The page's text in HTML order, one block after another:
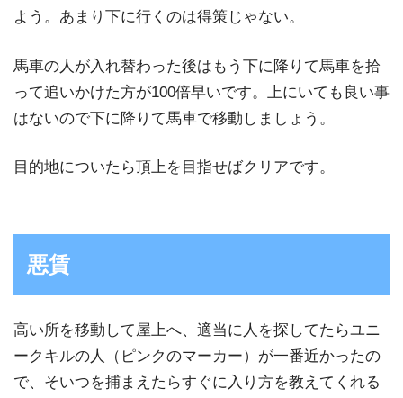
よう。あまり下に行くのは得策じゃない。
馬車の人が入れ替わった後はもう下に降りて馬車を拾
って追いかけた方が100倍早いです。上にいても良い事
はないので下に降りて馬車で移動しましょう。
目的地についたら頂上を目指せばクリアです。
悪賃
高い所を移動して屋上へ、適当に人を探してたらユニ
ークキルの人（ピンクのマーカー）が一番近かったの
で、そいつを捕まえたらすぐに入り方を教えてくれる